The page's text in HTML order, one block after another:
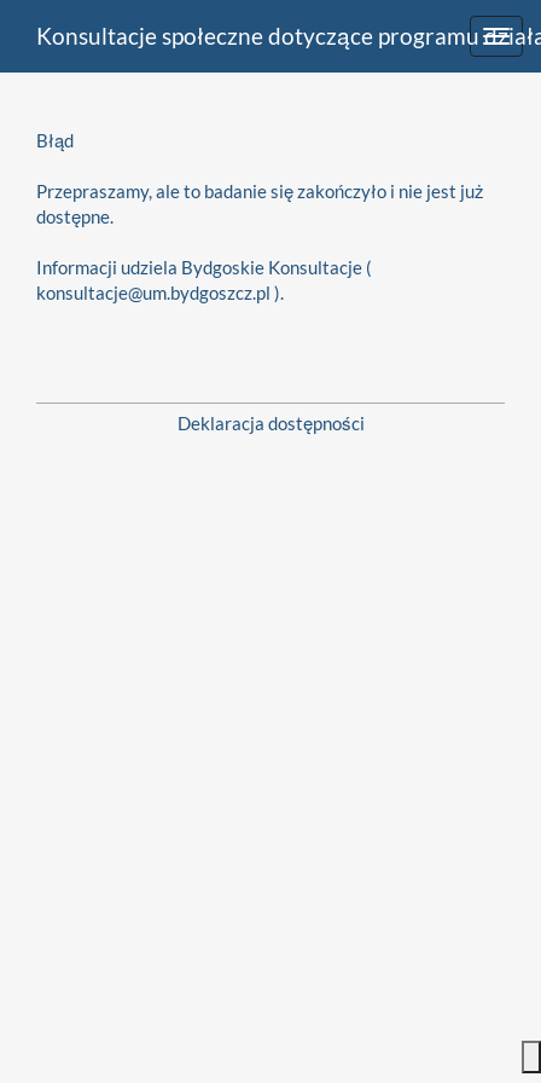
Konsultacje społeczne dotyczące programu
Błąd
Przepraszamy, ale to badanie się zakończyło i nie jest już
dostępne.
Informacji udziela Bydgoskie Konsultacje (
konsultacje@um.bydgoszcz.pl ).
Deklaracja dostępności